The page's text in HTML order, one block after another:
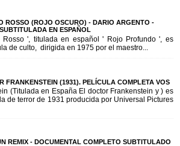
ROSSO (ROJO OSCURO) - DARIO ARGENTO -
EN ESPAÑOL
Rosso ', titulada en español ' Rojo Profundo ', es
de culto, dirigida en 1975 por el maestro...
FRANKENSTEIN (1931). PELÍCULA COMPLETA VOS
(Titulada en España El doctor Frankenstein y ) es
de terror de 1931 producida por Universal Pictures
REMIX - DOCUMENTAL COMPLETO SUBTITULADO